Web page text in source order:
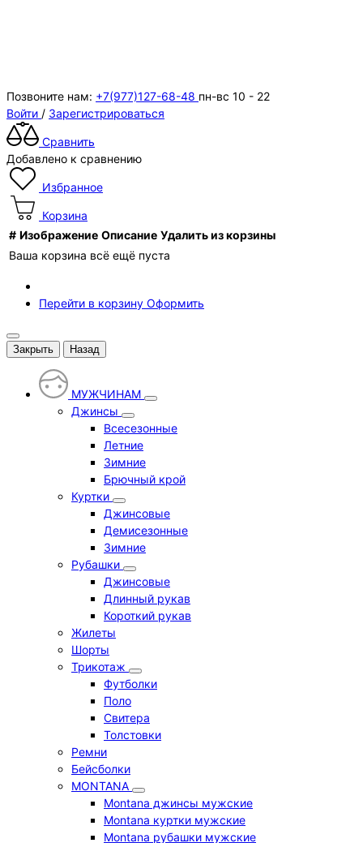
Позвоните нам: +7(977)127-68-48 пн-вс 10 - 22
Войти / Зарегистрироваться
Сравнить
Добавлено к сравнению
Избранное
Корзина
# Изображение Описание Удалить из корзины
Ваша корзина всё ещё пуста
Перейти в корзину Оформить
Закрыть Назад
МУЖЧИНАМ
Джинсы
Всесезонные
Летние
Зимние
Брючный крой
Куртки
Джинсовые
Демисезонные
Зимние
Рубашки
Джинсовые
Длинный рукав
Короткий рукав
Жилеты
Шорты
Трикотаж
Футболки
Поло
Свитера
Толстовки
Ремни
Бейсболки
MONTANA
Montana джинсы мужские
Montana куртки мужские
Montana рубашки мужские